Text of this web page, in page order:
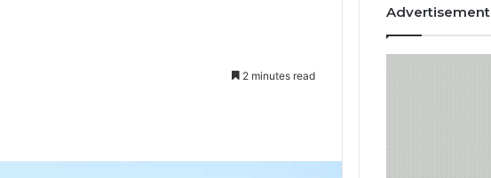
2 minutes read
Advertisement